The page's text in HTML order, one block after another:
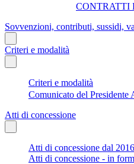
CONTRATTI
Sovvenzioni, contributi, sussidi,
Criteri e modalità
Criteri e modalità
Comunicato del
Atti di concessione
Atti di concessione dal 2016
Atti di concessione - in